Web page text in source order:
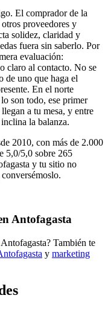
El comprador de la
proveedores y
solidez, claridad y
fuera sin saberlo. Por
evaluación:
claro al contacto. No se
de uno que haga el
En el norte
son todo, ese primer
a tu mesa, y entre
la balanza.
2010, con más de 2.000
5,0/5,0 sobre 265
y tu sitio no
Antofagasta
También te
y marketing